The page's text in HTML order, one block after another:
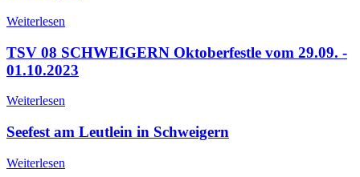
Weiterlesen
TSV 08 SCHWEIGERN Oktoberfestle vom 29.09. -
01.10.2023
Weiterlesen
Seefest am Leutlein in Schweigern
Weiterlesen